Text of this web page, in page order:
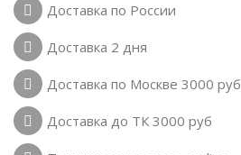
Доставка по России
Доставка 2 дня
Доставка по Москве 3000 руб
Доставка до ТК 3000 руб